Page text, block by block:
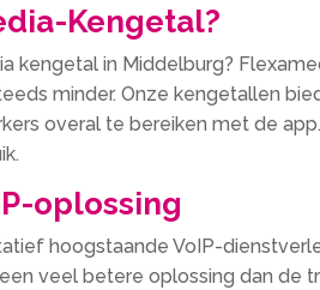
Kengetal?
kengetal in Middelburg?
minder. Onze kengetallen
overal te bereiken met de
oplossing
hoogstaande VoIP-
veel betere oplossing dan